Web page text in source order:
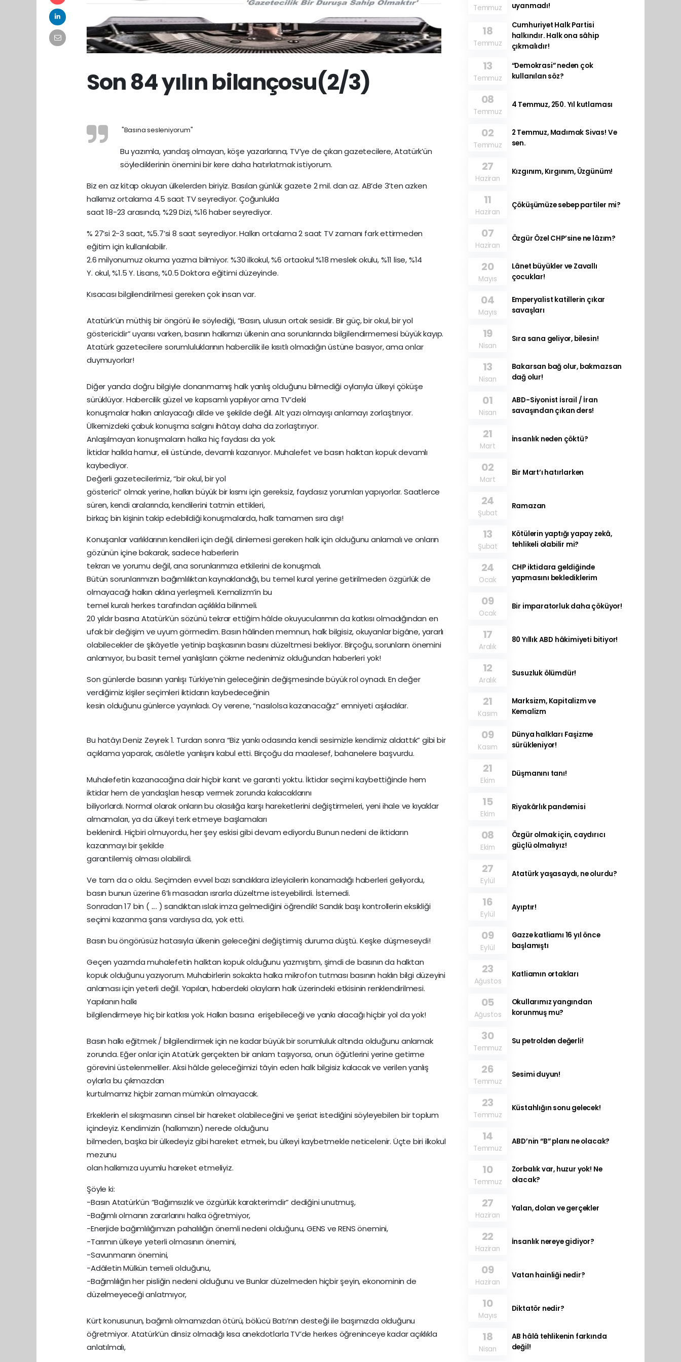
Son 84 yılın bilançosu(2/3)
"Basına sesleniyorum"
Bu yazımla, yandaş olmayan, köşe yazarlarına, TV’ye de çıkan gazetecilere, Atatürk’ün
söylediklerinin önemini bir kere daha hatırlatmak istiyorum.
Biz en az kitap okuyan ülkelerden biriyiz. Basılan günlük gazete 2 mil. dan az. AB’de 3’ten azken
halkımız ortalama 4.5 saat TV seyrediyor. Çoğunlukla
saat 18-23 arasında, %29 Dizi, %16 haber seyrediyor.
% 27’si 2-3 saat, %5.7’si 8 saat seyrediyor. Halkın ortalama 2 saat TV zamanı fark ettirmeden
eğitim için kullanılabilir.
2.6 milyonumuz okuma yazma bilmiyor. %30 ilkokul, %6 ortaokul %18 meslek okulu, %11 lise, %14
Y. okul, %1.5 Y. Lisans, %0.5 Doktora eğitimi düzeyinde.
Kısacası bilgilendirilmesi gereken çok insan var.
Atatürk’ün müthiş bir öngörü ile söylediği, “Basın, ulusun ortak sesidir. Bir güç, bir okul, bir yol
göstericidir” uyarısı varken, basının halkımızı ülkenin ana sorunlarında bilgilendirmemesi büyük kayıp.
Atatürk gazetecilere sorumluluklarının habercilik ile kısıtlı olmadığın üstüne basıyor, ama onlar
duymuyorlar!
Diğer yanda doğru bilgiyle donanmamış halk yanlış olduğunu bilmediği oylarıyla ülkeyi çöküşe
sürüklüyor. Habercilik güzel ve kapsamlı yapılıyor ama TV’deki
konuşmalar halkın anlayacağı dilde ve şekilde değil. Alt yazı olmayışı anlamayı zorlaştırıyor.
Ülkemizdeki çabuk konuşma salgını ihâtayı daha da zorlaştırıyor.
Anlaşılmayan konuşmaların halka hiç faydası da yok.
İktidar halkla hamur, eli üstünde, devamlı kazanıyor. Muhalefet ve basın halktan kopuk devamlı
kaybediyor.
Değerli gazetecilerimiz, “bir okul, bir yol
gösterici” olmak yerine, halkın büyük bir kısmı için gereksiz, faydasız yorumları yapıyorlar. Saatlerce
süren, kendi aralarında, kendilerini tatmin ettikleri,
birkaç bin kişinin takip edebildiği konuşmalarda, halk tamamen sıra dışı!
Konuşanlar varlıklarının kendileri için değil, dinlemesi gereken halk için olduğunu anlamalı ve onların
gözünün içine bakarak, sadece haberlerin
tekrarı ve yorumu değil, ana sorunlarımıza etkilerini de konuşmalı.
Bütün sorunlarımızın bağımlılıktan kaynaklandığı, bu temel kural yerine getirilmeden özgürlük de
olmayacağı halkın aklına yerleşmeli. Kemalizm’in bu
temel kuralı herkes tarafından açıklıkla bilinmeli.
20 yıldır basına Atatürk’ün sözünü tekrar ettiğim hâlde okuyucularımın da katkısı olmadığından en
ufak bir değişim ve uyum görmedim. Basın hâlinden memnun, halk bilgisiz, okuyanlar bigâne, yararlı
olabilecekler de şikâyetle yetinip başkasının basını düzeltmesi bekliyor. Birçoğu, sorunların önemini
anlamıyor, bu basit temel yanlışların çökme nedenimiz olduğundan haberleri yok!
Son günlerde basının yanlışı Türkiye’nin geleceğinin değişmesinde büyük rol oynadı. En değer
verdiğimiz kişiler seçimleri iktidarın kaybedeceğinin
kesin olduğunu günlerce yayınladı. Oy verene, “nasılolsa kazanacağız” emniyeti aşıladılar.
Bu hatâyı Deniz Zeyrek 1. Turdan sonra “Biz yankı odasında kendi sesimizle kendimiz aldattık” gibi bir
açıklama yaparak, asâletle yanlışını kabul etti. Birçoğu da maalesef, bahanelere başvurdu.
Muhalefetin kazanacağına dair hiçbir kanıt ve garanti yoktu. İktidar seçimi kaybettiğinde hem
iktidar hem de yandaşları hesap vermek zorunda kalacaklarını
biliyorlardı. Normal olarak onların bu olasılığa karşı hareketlerini değiştirmeleri, yeni ihale ve kıyaklar
almamaları, ya da ülkeyi terk etmeye başlamaları
beklenirdi. Hiçbiri olmuyordu, her şey eskisi gibi devam ediyordu Bunun nedeni de iktidarın
kazanmayı bir şekilde
garantilemiş olması olabilirdi.
Ve tam da o oldu. Seçimden evvel bazı sandıklara izleyicilerin konamadığı haberleri geliyordu,
basın bunun üzerine 6’lı masadan ısrarla düzeltme isteyebilirdi. İstemedi.
Sonradan 17 bin ( .... ) sandıktan ıslak imza gelmediğini öğrendik! Sandık başı kontrollerin eksikliği
seçimi kazanma şansı vardıysa da, yok etti.
Basın bu öngörüsüz hatasıyla ülkenin geleceğini değiştirmiş duruma düştü. Keşke düşmeseydi!
Geçen yazımda muhalefetin halktan kopuk olduğunu yazmıştım, şimdi de basının da halktan
kopuk olduğunu yazıyorum. Muhabirlerin sokakta halka mikrofon tutması basının haklın bilgi düzeyini
anlaması için yeterli değil. Yapılan, haberdeki olayların halk üzerindeki etkisinin renklendirilmesi.
Yapılanın halkı
bilgilendirmeye hiç bir katkısı yok. Halkın basına erişebileceği ve yankı alacağı hiçbir yol da yok!
Basın halkı eğitmek / bilgilendirmek için ne kadar büyük bir sorumluluk altında olduğunu anlamak
zorunda. Eğer onlar için Atatürk gerçekten bir anlam taşıyorsa, onun öğütlerini yerine getirme
görevini üstelenmeliler. Aksi hâlde geleceğimizi tâyin eden halk bilgisiz kalacak ve verilen yanlış
oylarla bu çıkmazdan
kurtulmamız hiçbir zaman mümkün olmayacak.
Erkeklerin el sıkışmasının cinsel bir hareket olabileceğini ve şeriat istediğini söyleyebilen bir toplum
içindeyiz. Kendimizin (halkımızın) nerede olduğunu
bilmeden, başka bir ülkedeyiz gibi hareket etmek, bu ülkeyi kaybetmekle neticelenir. Üçte biri ilkokul
mezunu
olan halkımıza uyumlu hareket etmeliyiz.
Şöyle ki:
-Basın Atatürk’ün “Bağımsızlık ve özgürlük karakterimdir” dediğini unutmuş,
-Bağımlı olmanın zararlarını halka öğretmiyor,
-Enerjide bağımlılığımızın pahalılığın önemli nedeni olduğunu, GENS ve RENS önemini,
-Tarımın ülkeye yeterli olmasının önemini,
-Savunmanın önemini,
-Adâletin Mülkün temeli olduğunu,
-Bağımlılığın her pisliğin nedeni olduğunu ve Bunlar düzelmeden hiçbir şeyin, ekonominin de
düzelmeyeceği anlatmıyor,
Kürt konusunun, bağımlı olmamızdan ötürü, bölücü Batı’nın desteği ile başımızda olduğunu
öğretmiyor. Atatürk’ün dinsiz olmadığı kısa anekdotlarla TV’de herkes öğreninceye kadar açıklıkla
anlatılmalı,
Temmuz uyanmadı!
18
Temmuz
Cumhuriyet Halk Partisi
halkındır. Halk ona sâhip
çıkmalıdır!
13
Temmuz
“Demokrasi” neden çok
kullanılan söz?
08
Temmuz
4 Temmuz, 250. Yıl kutlaması
02
Temmuz
2 Temmuz, Madımak Sivas! Ve
sen.
27
Haziran
Kızgınım, Kırgınım, Üzgünüm!
11
Haziran
Çöküşümüze sebep partiler mi?
07
Haziran
Özgür Özel CHP’sine ne lâzım?
20
Mayıs
Lânet büyükler ve Zavallı
çocuklar!
04
Mayıs
Emperyalist katillerin çıkar
savaşları
19
Nisan
Sıra sana geliyor, bilesin!
13
Nisan
Bakarsan bağ olur, bakmazsan
dağ olur!
01
Nisan
ABD-Siyonist İsrail / İran
savaşından çıkan ders!
21
Mart
İnsanlık neden çöktü?
02
Mart
Bir Mart’ı hatırlarken
24
Şubat
Ramazan
13
Şubat
Kötülerin yaptığı yapay zekâ,
tehlikeli olabilir mi?
24
Ocak
CHP iktidara geldiğinde
yapmasını beklediklerim
09
Ocak
Bir imparatorluk daha çöküyor!
17
Aralık
80 Yıllık ABD hâkimiyeti bitiyor!
12
Aralık
Susuzluk ölümdür!
21
Kasım
Marksizm, Kapitalizm ve
Kemalizm
09
Kasım
Dünya halkları Faşizme
sürükleniyor!
21
Ekim
Düşmanını tanı!
15
Ekim
Riyakârlık pandemisi
08
Ekim
Özgür olmak için, caydırıcı
güçlü olmalıyız!
27
Eylül
Atatürk yaşasaydı, ne olurdu?
16
Eylül
Ayıptır!
09
Eylül
Gazze katliamı 16 yıl önce
başlamıştı
23
Ağustos
Katliamın ortakları
05
Ağustos
Okullarımız yangından
korunmuş mu?
30
Temmuz
Su petrolden değerli!
26
Temmuz
Sesimi duyun!
23
Temmuz
Küstahlığın sonu gelecek!
14
Temmuz
ABD’nin “B” planı ne olacak?
10
Temmuz
Zorbalık var, huzur yok! Ne
olacak?
27
Haziran
Yalan, dolan ve gerçekler
22
Haziran
İnsanlık nereye gidiyor?
09
Haziran
Vatan hainliği nedir?
10
Mayıs
Diktatör nedir?
18
Nisan
AB hâlâ tehlikenin farkında
değil!